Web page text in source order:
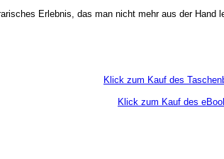
Erlebnis, das man nicht mehr aus der Hand
Klick zum Kauf des
Klick zum Kauf des